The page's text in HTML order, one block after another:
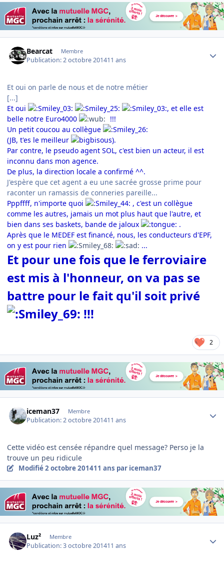
Bearcat Membre
Publication:2 octobre 201411 ans
Et oui on parle de nous et de notre métier
[...]
Et oui
, et elle est
belle notre Euro4000
!!!
Un petit coucou au collègue
(JB, t'es le meilleur
).
Par contre, le pseudo agent SOL, c'est bien un acteur, il est
inconnu dans mon agence.
De plus, la direction locale a confirmé ^^.
J'espère que cet agent a eu une sacrée grosse prime pour
raconter un ramassis de conneries pareille...
Pppffff, n'importe quoi
, c'est un collègue
comme les autres, jamais un mot plus haut que l'autre, et
bien dans ses baskets, bande de jaloux
.
Après que le MEDEF est financé, nous, les conducteurs d'EPF,
on y est pour rien
...
Et pour une fois que le ferroviaire
est mis à l'honneur, on va pas se
battre pour le fait qu'il soit privé
!!!
2
iceman37 Membre
Publication:2 octobre 201411 ans
Cette vidéo est censée répandre quel message? Perso je la
trouve un peu ridicule
Modifié2 octobre 201411 ans par iceman37
Luz² Membre
Publication:3 octobre 201411 ans